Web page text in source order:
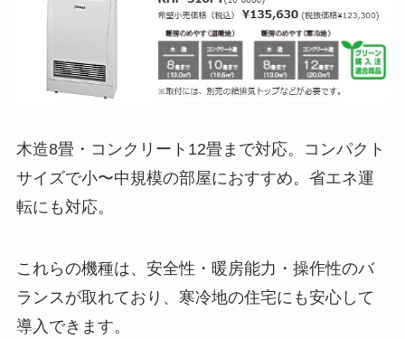
木造8畳・コンクリート12畳まで対応。コンパクト
サイズで小〜中規模の部屋におすすめ。省エネ運
転にも対応。
これらの機種は、安全性・暖房能力・操作性のバ
ランスが取れており、寒冷地の住宅にも安心して
導入できます。